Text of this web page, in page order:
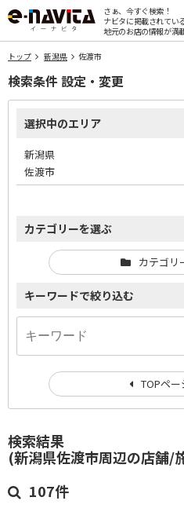
さぁ、今すぐ検索！
ナビタに掲載されてい
地元のお店の情報が満
トップ 新潟県 佐渡市
検索結果
(新潟県佐渡市周辺の店舗/
107件
検索条件 設定・変更
選択中のエリア
新潟県
佐渡市
カテゴリーを選ぶ
カテゴリ
キーワードで絞り込む
TOPペー